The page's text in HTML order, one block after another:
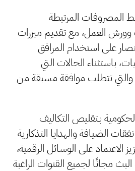
المصروفات المرتبطة
وورش العمل، مع تقديم مبررات
على استخدام المرافق
باستثناء الحالات التي
تتطلب موافقة مسبقة من
بـتقليص التكاليف
الضيافة والهدايا التذكارية
الاعتماد على الوسائل الرقمية،
مجانًا لجميع القنوات الراغبة